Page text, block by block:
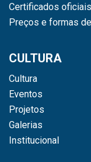
Certificados oficiais
Preços e formas
CULTURA
Cultura
Eventos
Projetos
Galerias
Institucional